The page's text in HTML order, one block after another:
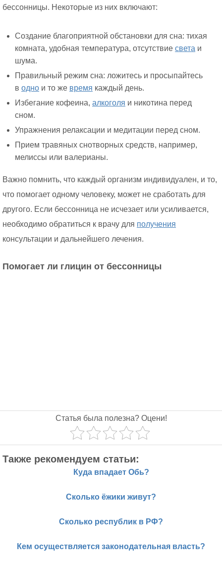
бессонницы. Некоторые из них включают:
Создание благоприятной обстановки для сна: тихая
комната, удобная температура, отсутствие света и
шума.
Правильный режим сна: ложитесь и просыпайтесь
в одно и то же время каждый день.
Избегание кофеина, алкоголя и никотина перед
сном.
Упражнения релаксации и медитации перед сном.
Прием травяных снотворных средств, например,
мелиссы или валерианы.
Важно помнить, что каждый организм индивидуален, и то,
что помогает одному человеку, может не сработать для
другого. Если бессонница не исчезает или усиливается,
необходимо обратиться к врачу для получения
консультации и дальнейшего лечения.
Помогает ли глицин от бессонницы
Статья была полезна? Оцени!
Также рекомендуем статьи:
Куда впадает Обь?
Сколько ёжики живут?
Сколько республик в РФ?
Кем осуществляется законодательная власть?